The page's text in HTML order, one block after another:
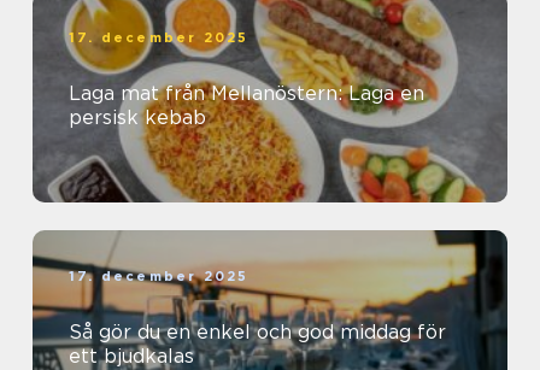
17. december 2025
Laga mat från Mellanöstern: Laga en
persisk kebab
17. december 2025
Så gör du en enkel och god middag för
ett bjudkalas